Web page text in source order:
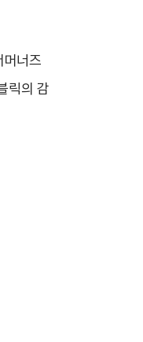
머너즈
릭의 감